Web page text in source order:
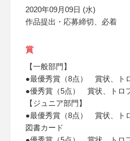
2020年09月09日 (水)
作品提出・応募締切、必着
賞
【一般部門】
●最優秀賞（8点） 賞状、ト
●優秀賞（5点） 賞状、トロ
【ジュニア部門】
●最優秀賞（8点） 賞状、ト
図書カード